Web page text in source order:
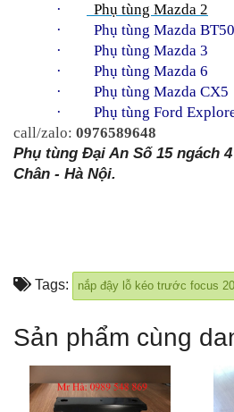
·
Phụ tùng Mazda 2
·
Phụ tùng Mazda BT50
·
Phụ tùng Mazda 3
·
Phụ tùng Mazda 6
·
Phụ tùng Mazda CX5
·
Phụ tùng Ford
call/zalo: 0976589648
Phụ tùng Đại An Số 15 ngách
Chân - Hà Nội.
Tags: nắp đậy lỗ kéo trước focus
Sản phẩm cùng